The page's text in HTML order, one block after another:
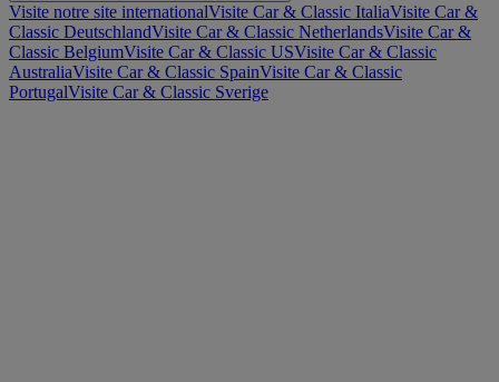
Visite notre site internationalVisite Car & Classic ItaliaVisite Car &
Classic DeutschlandVisite Car & Classic NetherlandsVisite Car &
Classic BelgiumVisite Car & Classic USVisite Car & Classic
AustraliaVisite Car & Classic SpainVisite Car & Classic
PortugalVisite Car & Classic Sverige